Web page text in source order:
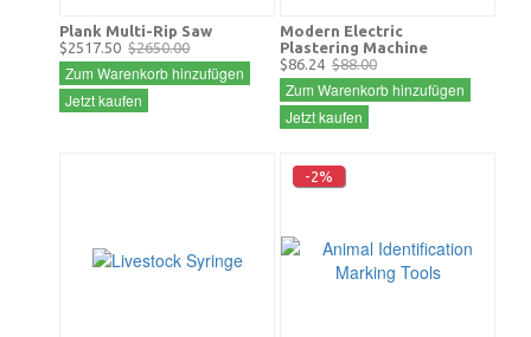
Plank Multi-Rip Saw
$2517.50 $2650.00
Zum Warenkorb hinzufügen
Jetzt kaufen
Modern Electric
Plastering Machine
$86.24 $88.00
Zum Warenkorb hinzufügen
Jetzt kaufen
-2%